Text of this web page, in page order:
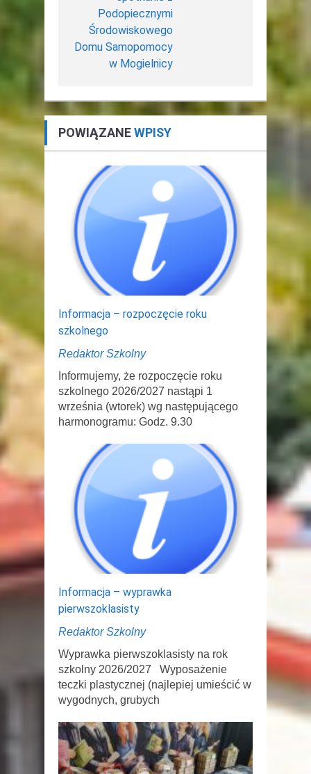
Podopiecznymi
Środowiskowego
Domu Samopomocy
w Mogielnicy
POWIĄZANEWPISY
Informacja – rozpoczęcie roku
szkolnego
Redaktor Szkolny
Informujemy, że rozpoczęcie roku
szkolnego 2026/2027 nastąpi 1
września (wtorek) wg następującego
harmonogramu: Godz. 9.30
Informacja – wyprawka
pierwszoklasisty
Redaktor Szkolny
Wyprawka pierwszoklasisty na rok
szkolny 2026/2027 Wyposażenie
teczki plastycznej (najlepiej umieścić w
wygodnych, grubych